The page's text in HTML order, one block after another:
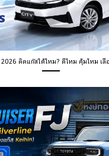
ติดแก๊สได้ไหม? ดีไหม คุ้มไหม เลื